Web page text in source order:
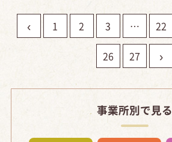
‹ 1 2 3 … 22
26 27 ›
事業所別で見る